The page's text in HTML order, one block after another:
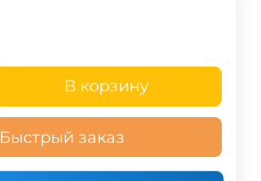
В корзину
Быстрый заказ